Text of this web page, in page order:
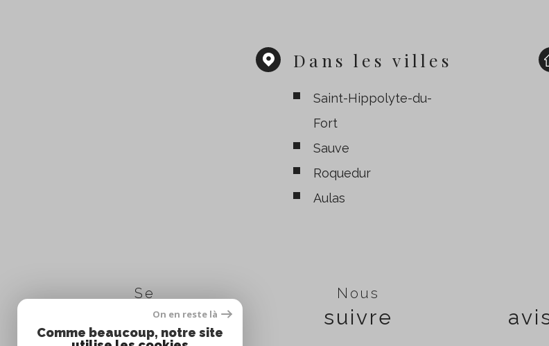
Dans les villes
Saint-Hippolyte-du-
Fort
Sauve
Roquedur
Aulas
Se
connecter
Nous
suivre
On en reste là
Comme beaucoup, notre site